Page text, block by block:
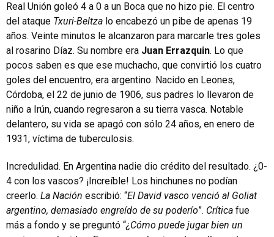
Real Unión goleó 4 a 0 a un Boca que no hizo pie. El centro
del ataque Txuri-Beltza lo encabezó un pibe de apenas 19
años. Veinte minutos le alcanzaron para marcarle tres goles
al rosarino Díaz. Su nombre era Juan Errazquin. Lo que
pocos saben es que ese muchacho, que convirtió los cuatro
goles del encuentro, era argentino. Nacido en Leones,
Córdoba, el 22 de junio de 1906, sus padres lo llevaron de
niño a Irún, cuando regresaron a su tierra vasca. Notable
delantero, su vida se apagó con sólo 24 años, en enero de
1931, víctima de tuberculosis.
Incredulidad. En Argentina nadie dio crédito del resultado. ¿0-
4 con los vascos? ¡Increíble! Los hinchunes no podían
creerlo. La Nación escribió: “El David vasco venció al Goliat
argentino, demasiado engreído de su poderío”. Crítica fue
más a fondo y se preguntó “¿Cómo puede jugar bien un